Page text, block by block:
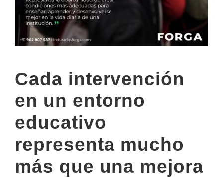
Cada intervención
en un entorno
educativo
representa mucho
más que una mejora